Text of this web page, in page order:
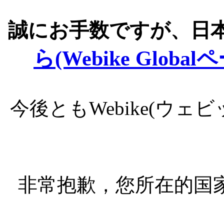
誠にお手数ですが、日
ら(Webike Global
今後ともWebike(ウェ
非常抱歉，您所在的国